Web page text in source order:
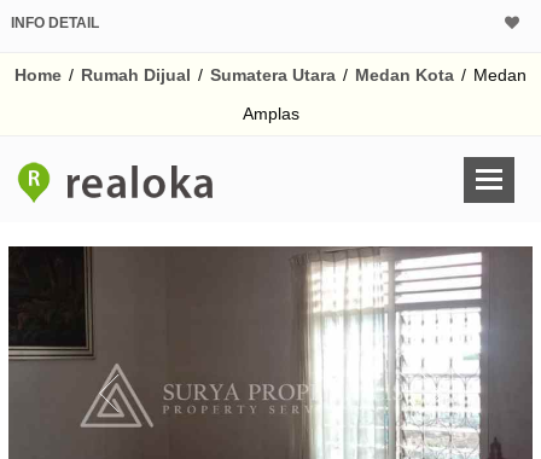
INFO DETAIL
Home / Rumah Dijual / Sumatera Utara / Medan Kota / Medan
Amplas
Harga Rp
% /th
Untuk hasil simulasi
pada kotak-
Simpan